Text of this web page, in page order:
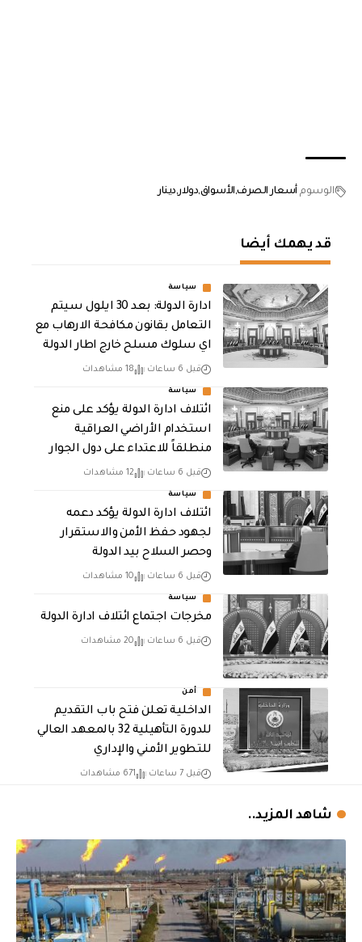
الوسوم أسعار الصرف الأسواقدولار دينار
قد يهمك أيضا
سياسة
ادارة الدولة: بعد 30 ايلول سيتم
التعامل بقانون مكافحة الارهاب مع
اي سلوك مسلح خارج اطار الدولة
قبل 6 ساعات 18 مشاهدات
سياسة
ائتلاف ادارة الدولة يؤكد على منع
استخدام الأراضي العراقية
منطلقاً للاعتداء على دول الجوار
قبل 6 ساعات 12 مشاهدات
سياسة
ائتلاف ادارة الدولة يؤكد دعمه
لجهود حفظ الأمن والاستقرار
وحصر السلاح بيد الدولة
قبل 6 ساعات 10 مشاهدات
سياسة
مخرجات اجتماع ائتلاف ادارة الدولة
قبل 6 ساعات 20 مشاهدات
أمن
الداخلية تعلن فتح باب التقديم
للدورة التأهيلية 32 بالمعهد العالي
للتطوير الأمني والإداري
قبل 7 ساعات 671 مشاهدات
شاهد المزيد..